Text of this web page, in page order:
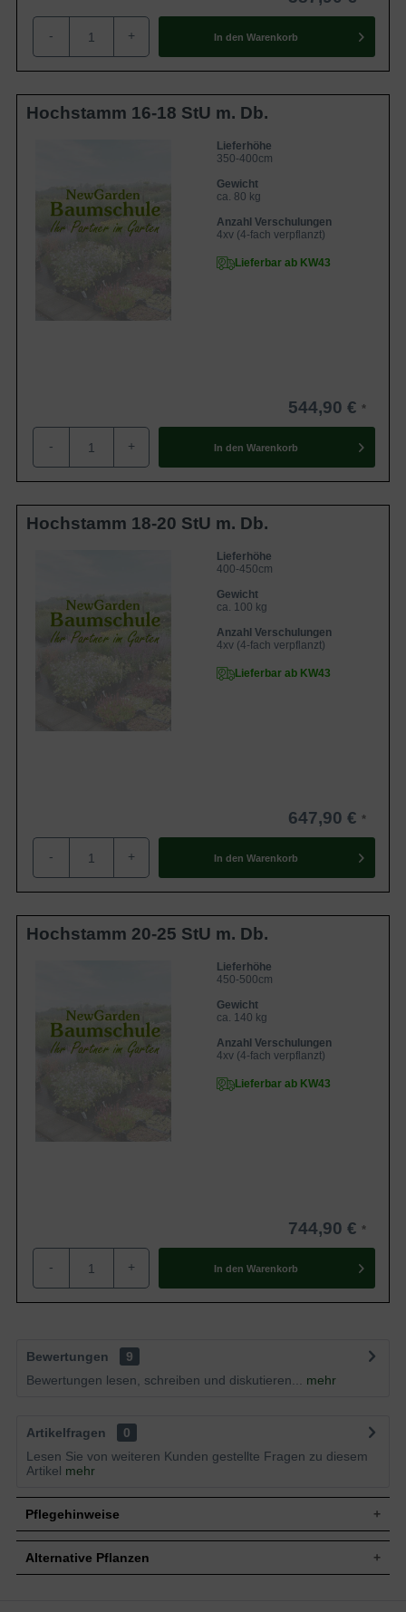
- + In den Warenkorb
Hochstamm 16-18 StU m. Db.
Lieferhöhe
350-400cm
Gewicht
ca. 80 kg
Anzahl Verschulungen
4xv (4-fach verpflanzt)
Lieferbar ab KW43
544,90 €
- + In den Warenkorb
Hochstamm 18-20 StU m. Db.
Lieferhöhe
400-450cm
Gewicht
ca. 100 kg
Anzahl Verschulungen
4xv (4-fach verpflanzt)
Lieferbar ab KW43
647,90 €
- + In den Warenkorb
Hochstamm 20-25 StU m. Db.
Lieferhöhe
450-500cm
Gewicht
ca. 140 kg
Anzahl Verschulungen
4xv (4-fach verpflanzt)
Lieferbar ab KW43
744,90 €
- + In den Warenkorb
Bewertungen
9
Bewertungen lesen, schreiben und diskutieren...
mehr
Artikelfragen
0
Lesen Sie von weiteren Kunden gestellte Fragen zu diesem
Artikel mehr
Pflegehinweise
Pflanz- und Pflegetipps Acer negundo
Alternative Pflanzen